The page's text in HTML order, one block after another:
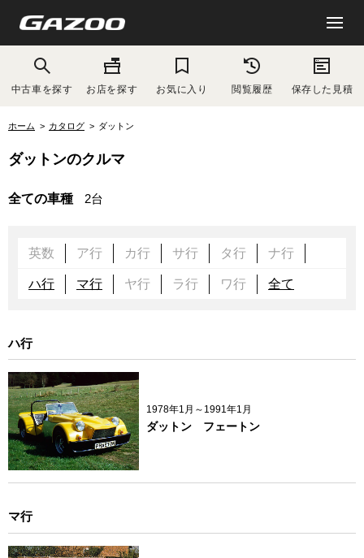
中古車を探す お店を探す お気に入り 閲覧履歴 保存した見積
ホーム カタログ ダットン
ダットンのクルマ
全ての車種 2台
英数 ア行 カ行 サ行 タ行 ナ行
ハ行 マ行 ヤ行 ラ行 ワ行 全て
ハ行
1978年1月～1991年1月
ダットン フェートン
マ行